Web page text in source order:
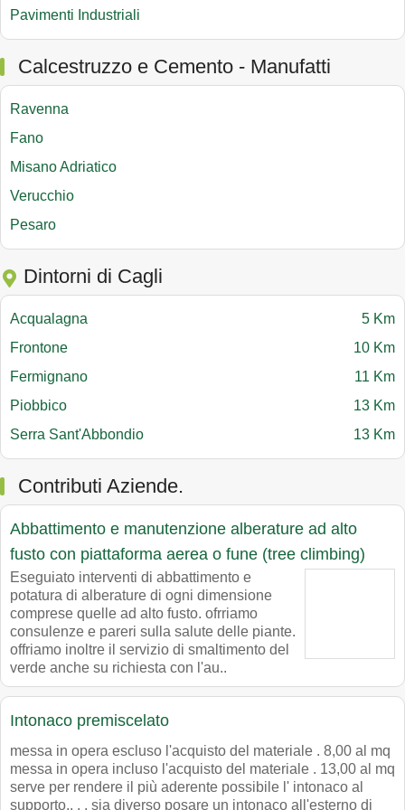
Pavimenti Industriali
Calcestruzzo e Cemento - Manufatti
Ravenna
Fano
Misano Adriatico
Verucchio
Pesaro
Dintorni di Cagli
Acqualagna
5 Km
Frontone
10 Km
Fermignano
11 Km
Piobbico
13 Km
Serra Sant'Abbondio
13 Km
Contributi Aziende.
Abbattimento e manutenzione alberature ad alto
fusto con piattaforma aerea o fune (tree climbing)
Eseguiato interventi di abbattimento e
potatura di alberature di ogni dimensione
comprese quelle ad alto fusto. ofrriamo
consulenze e pareri sulla salute delle piante.
offriamo inoltre il servizio di smaltimento del
verde anche su richiesta con l'au..
Intonaco premiscelato
messa in opera escluso l'acquisto del materiale . 8,00 al mq
messa in opera incluso l'acquisto del materiale . 13,00 al mq
serve per rendere il più aderente possibile l' intonaco al
supporto,. . . sia diverso posare un intonaco all'esterno di